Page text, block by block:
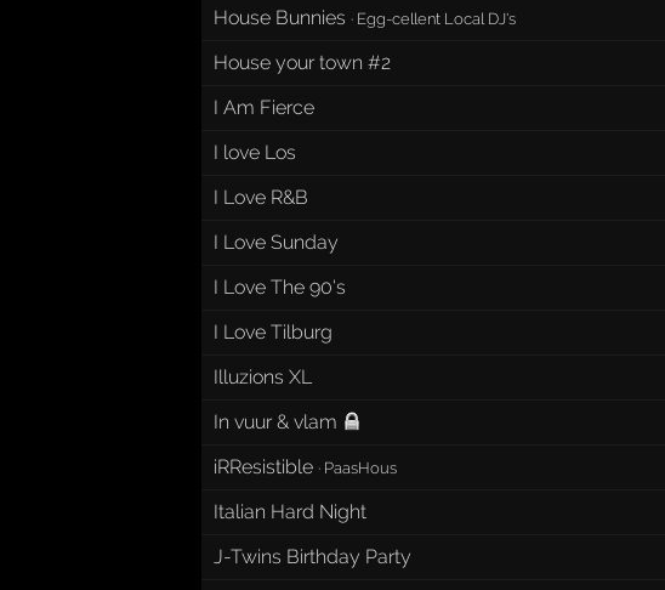
House Bunnies · Egg-cellent Local DJ's
House your town #2
I Am Fierce
I love Los
I Love R&B
I Love Sunday
I Love The 90's
I Love Tilburg
Illuzions XL
In vuur & vlam
iRResistible · PaasHous
Italian Hard Night
J-Twins Birthday Party